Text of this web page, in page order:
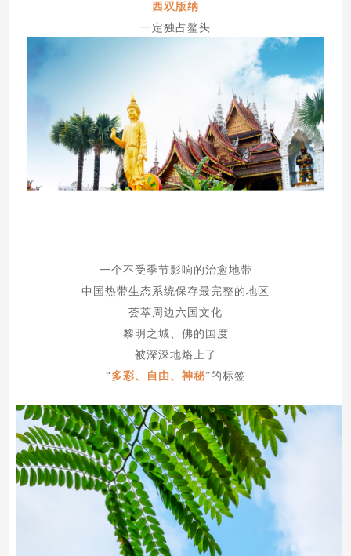
西双版纳
一定独占鳌头
一个不受季节影响的治愈地带
中国热带生态系统保存最完整的地区
荟萃周边六国文化
黎明之城、佛的国度
被深深地烙上了
“多彩、自由、神秘”的标签